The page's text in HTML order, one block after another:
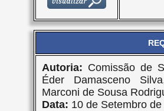
Autoria: Comissão de
Éder Damasceno
Marconi de Sousa
Data: 10 de Setembro de